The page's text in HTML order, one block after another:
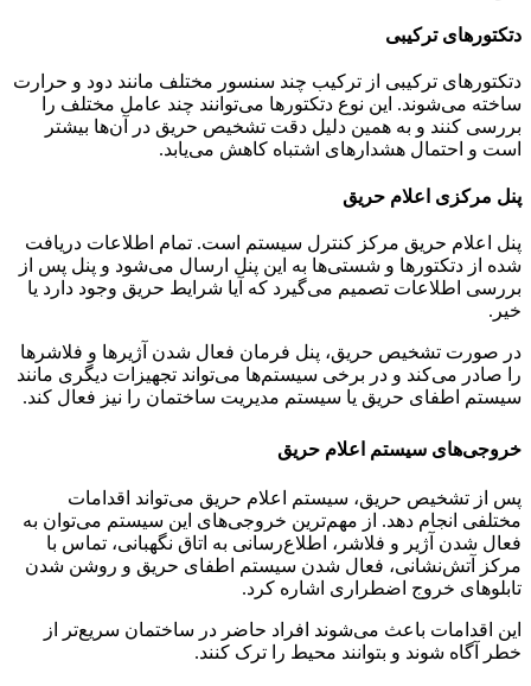
دتکتورهای ترکیبی
دتکتورهای ترکیبی از ترکیب چند سنسور مختلف مانند دود و حرارت
ساخته می‌شوند. این نوع دتکتورها می‌توانند چند عامل مختلف را
بررسی کنند و به همین دلیل دقت تشخیص حریق در آن‌ها بیشتر
است و احتمال هشدارهای اشتباه کاهش می‌یابد.
پنل مرکزی اعلام حریق
پنل اعلام حریق مرکز کنترل سیستم است. تمام اطلاعات دریافت
شده از دتکتورها و شستی‌ها به این پنل ارسال می‌شود و پنل پس از
بررسی اطلاعات تصمیم می‌گیرد که آیا شرایط حریق وجود دارد یا
خیر.
در صورت تشخیص حریق، پنل فرمان فعال شدن آژیرها و فلاشرها
را صادر می‌کند و در برخی سیستم‌ها می‌تواند تجهیزات دیگری مانند
سیستم اطفای حریق یا سیستم مدیریت ساختمان را نیز فعال کند.
خروجی‌های سیستم اعلام حریق
پس از تشخیص حریق، سیستم اعلام حریق می‌تواند اقدامات
مختلفی انجام دهد. از مهم‌ترین خروجی‌های این سیستم می‌توان به
فعال شدن آژیر و فلاشر، اطلاع‌رسانی به اتاق نگهبانی، تماس با
مرکز آتش‌نشانی، فعال شدن سیستم اطفای حریق و روشن شدن
تابلوهای خروج اضطراری اشاره کرد.
این اقدامات باعث می‌شوند افراد حاضر در ساختمان سریع‌تر از
خطر آگاه شوند و بتوانند محیط را ترک کنند.